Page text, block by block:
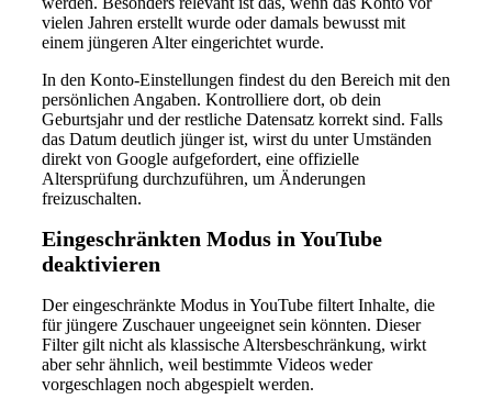
vielen Jahren erstellt wurde oder damals bewusst mit
einem jüngeren Alter eingerichtet wurde.
In den Konto-Einstellungen findest du den Bereich mit den
persönlichen Angaben. Kontrolliere dort, ob dein
Geburtsjahr und der restliche Datensatz korrekt sind. Falls
das Datum deutlich jünger ist, wirst du unter Umständen
direkt von Google aufgefordert, eine offizielle
Altersprüfung durchzuführen, um Änderungen
freizuschalten.
Eingeschränkten Modus in YouTube
deaktivieren
Der eingeschränkte Modus in YouTube filtert Inhalte, die
für jüngere Zuschauer ungeeignet sein könnten. Dieser
Filter gilt nicht als klassische Altersbeschränkung, wirkt
aber sehr ähnlich, weil bestimmte Videos weder
vorgeschlagen noch abgespielt werden.